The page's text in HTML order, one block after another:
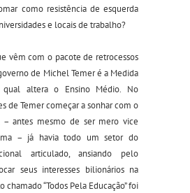
como resistência de esquerda
e locais de trabalho?
vêm com o pacote de retrocessos
de Michel Temer é a Medida
qual altera o Ensino Médio. No
de Temer começar a sonhar com o
– antes mesmo de ser mero vice
– já havia todo um setor do
articulado, ansiando pelo
seus interesses bilionários na
chamado “Todos Pela Educação” foi